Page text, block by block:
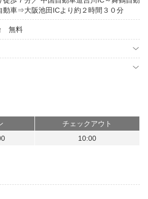
動車⇒大阪池田ICより約２時間３０分
無料
チェックアウト
10:00